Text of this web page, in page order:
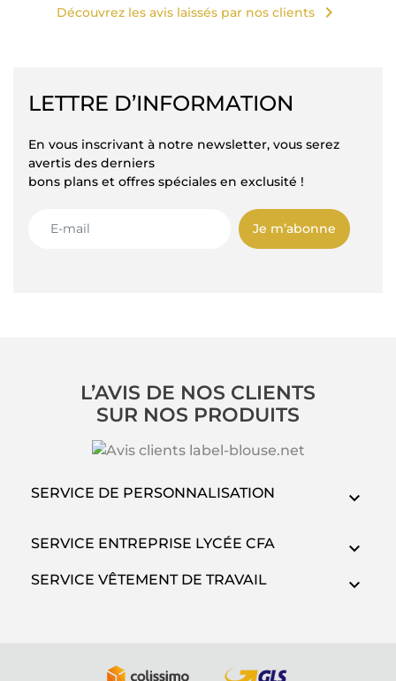
Découvrez les avis laissés par nos clients chevron_right
LETTRE D’INFORMATION
En vous inscrivant à notre newsletter, vous serez
avertis des derniers
bons plans et offres spéciales en exclusité !
Je m’abonne
L’AVIS DE NOS CLIENTS
SUR NOS PRODUITS
SERVICE DE PERSONNALISATION
SERVICE ENTREPRISE LYCÉE CFA
SERVICE VÊTEMENT DE TRAVAIL